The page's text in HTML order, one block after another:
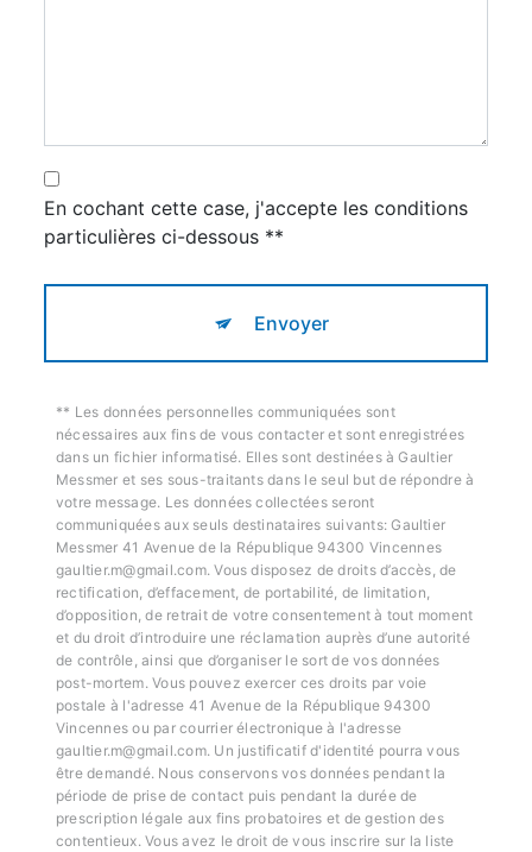
En cochant cette case, j'accepte les conditions
particulières ci-dessous **
Envoyer
** Les données personnelles communiquées sont
nécessaires aux fins de vous contacter et sont enregistrées
dans un fichier informatisé. Elles sont destinées à Gaultier
Messmer et ses sous-traitants dans le seul but de répondre à
votre message. Les données collectées seront
communiquées aux seuls destinataires suivants: Gaultier
Messmer 41 Avenue de la République 94300 Vincennes
gaultier.m@gmail.com. Vous disposez de droits d’accès, de
rectification, d’effacement, de portabilité, de limitation,
d’opposition, de retrait de votre consentement à tout moment
et du droit d’introduire une réclamation auprès d’une autorité
de contrôle, ainsi que d’organiser le sort de vos données
post-mortem. Vous pouvez exercer ces droits par voie
postale à l'adresse 41 Avenue de la République 94300
Vincennes ou par courrier électronique à l'adresse
gaultier.m@gmail.com. Un justificatif d'identité pourra vous
être demandé. Nous conservons vos données pendant la
période de prise de contact puis pendant la durée de
prescription légale aux fins probatoires et de gestion des
contentieux. Vous avez le droit de vous inscrire sur la liste